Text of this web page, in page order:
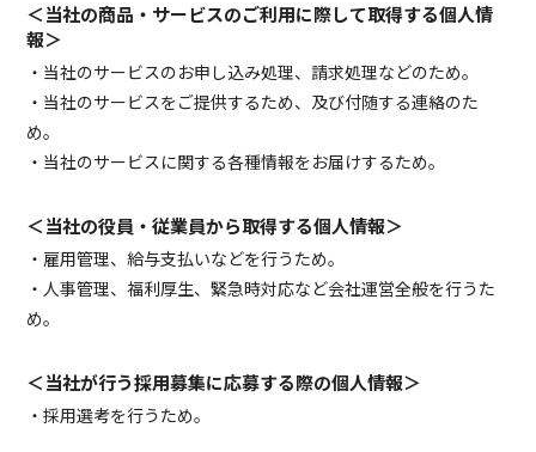
＜当社の商品・サービスのご利用に際して取得する個人情
報＞
・当社のサービスのお申し込み処理、請求処理などのため。
・当社のサービスをご提供するため、及び付随する連絡のた
め。
・当社のサービスに関する各種情報をお届けするため。
＜当社の役員・従業員から取得する個人情報＞
・雇用管理、給与支払いなどを行うため。
・人事管理、福利厚生、緊急時対応など会社運営全般を行うた
め。
＜当社が行う採用募集に応募する際の個人情報＞
・採用選考を行うため。